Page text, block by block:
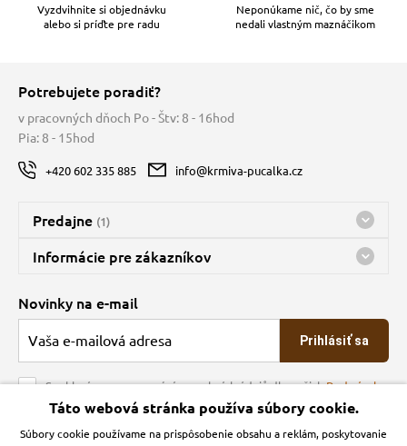
Vyzdvihnite si objednávku
alebo si príďte pre radu
Neponúkame nič, čo by sme
nedali vlastným maznáčikom
Potrebujete poradiť?
v pracovných dňoch Po - Štv: 8 - 16hod
Pia: 8 - 15hod
+420 602 335 885 info@krmiva-pucalka.cz
Predajne (1)
Predajňa a sklad Kbely
Bohužiaľ, momentálne máme zatvorené
Informácie pre zákazníkov
O spoločnosti
Veľkoobchod
Obchodné podmienky
Kontakt
Podmienky ochrany osobných údajov
Novinky na e-mail
Prihlásiť sa
Souhlasím se zpracováním osobních údajů dle našichPodmínek
ochrany osobních údajů
Krmiva Pučálka na sociálnych sieťach
Táto webová stránka používa súbory cookie.
Súbory cookie používame na prispôsobenie obsahu a reklám, poskytovanie